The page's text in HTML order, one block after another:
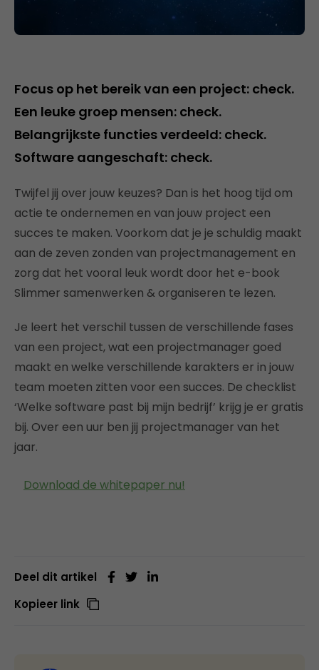
Focus op het bereik van een project: check.
Een leuke groep mensen: check.
Belangrijkste functies verdeeld: check.
Software aangeschaft: check.
Twijfel jij over jouw keuzes? Dan is het hoog tijd om
actie te ondernemen en van jouw project een
succes te maken. Voorkom dat je je schuldig maakt
aan de zeven zonden van projectmanagement en
zorg dat het vooral leuk wordt door het e-book
Slimmer samenwerken & organiseren te lezen.
Je leert het verschil tussen de verschillende fases
van een project, wat een projectmanager goed
maakt en welke verschillende karakters er in jouw
team moeten zitten voor een succes. De checklist
‘Welke software past bij mijn bedrijf’ krijg je er gratis
bij. Over een uur ben jij projectmanager van het
jaar.
Download de whitepaper nu!
Deel dit artikel
Kopieer link